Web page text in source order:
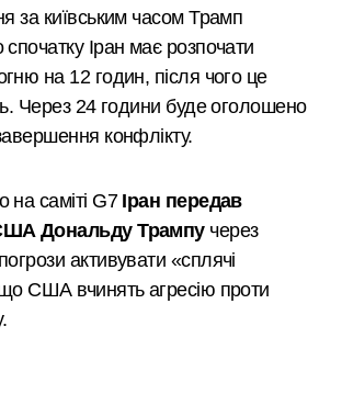
за київським часом Трамп
Іран має розпочати
на 12 годин, після чого це
Через 24 години буде оголошено
конфлікту.
саміті G7 Іран передав
Дональду Трампучерез
активувати «сплячі
США вчинять агресію проти